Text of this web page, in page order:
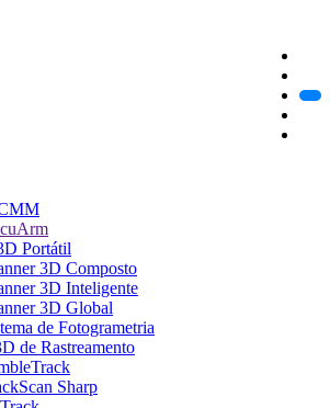
Portátil
3D Composto
3D Inteligente
3D Global
de Fotogrametria
de Rastreamento
Sharp